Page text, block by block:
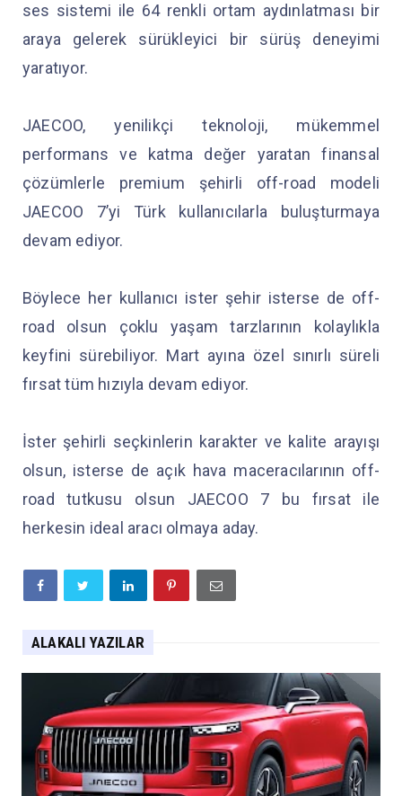
ses sistemi ile 64 renkli ortam aydınlatması bir
araya gelerek sürükleyici bir sürüş deneyimi
yaratıyor.
JAECOO, yenilikçi teknoloji, mükemmel
performans ve katma değer yaratan finansal
çözümlerle premium şehirli off-road modeli
JAECOO 7’yi Türk kullanıcılarla buluşturmaya
devam ediyor.
Böylece her kullanıcı ister şehir isterse de off-
road olsun çoklu yaşam tarzlarının kolaylıkla
keyfini sürebiliyor. Mart ayına özel sınırlı süreli
fırsat tüm hızıyla devam ediyor.
İster şehirli seçkinlerin karakter ve kalite arayışı
olsun, isterse de açık hava maceracılarının off-
road tutkusu olsun JAECOO 7 bu fırsat ile
herkesin ideal aracı olmaya aday.
ALAKALI YAZILAR